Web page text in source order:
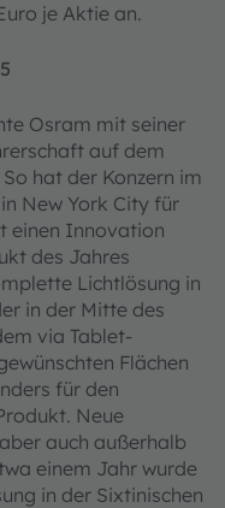
je Aktie an.
Osram mit seiner
auf dem
hat der Konzern im
New York City für
einen Innovation
des Jahres
Lichtlösung in
in der Mitte des
via Tablet-
Flächen
für den
Neue
auch außerhalb
einem Jahr wurde
in der Sixtinischen